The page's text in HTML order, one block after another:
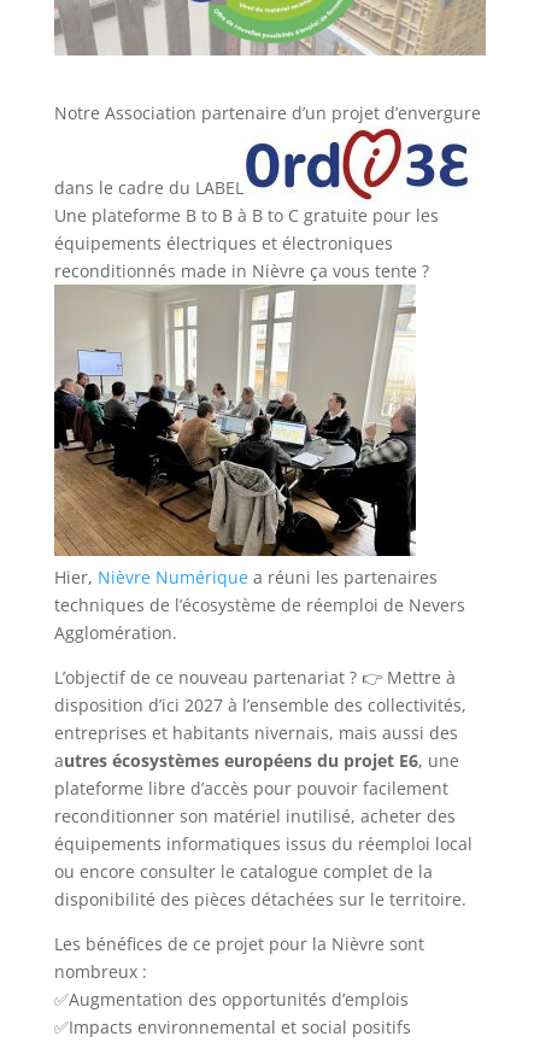
Notre Association partenaire d’un projet d’envergure
dans le cadre du LABEL
Une plateforme B to B à B to C gratuite pour les
équipements électriques et électroniques
reconditionnés made in Nièvre ça vous tente ?
Hier, Nièvre Numériquea réuni les partenaires
techniques de l’écosystème de réemploi de Nevers
Agglomération.
L’objectif de ce nouveau partenariat ? 👉 Mettre à
disposition d’ici 2027 à l’ensemble des collectivités,
entreprises et habitants nivernais, mais aussi des
autres écosystèmes européens du projet E6, une
plateforme libre d’accès pour pouvoir facilement
reconditionner son matériel inutilisé, acheter des
équipements informatiques issus du réemploi local
ou encore consulter le catalogue complet de la
disponibilité des pièces détachées sur le territoire.
Les bénéfices de ce projet pour la Nièvre sont
nombreux :
✅Augmentation des opportunités d’emplois
✅Impacts environnemental et social positifs